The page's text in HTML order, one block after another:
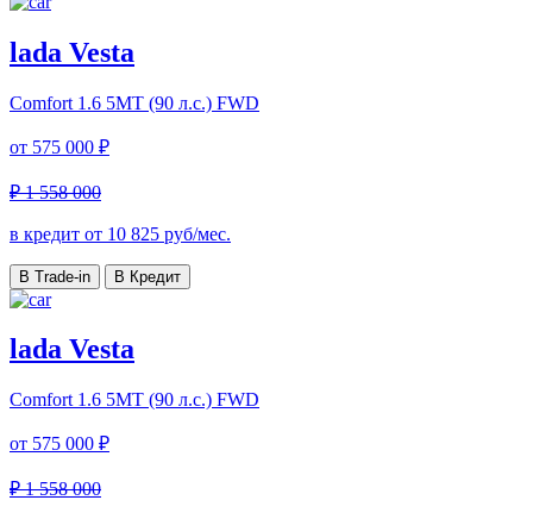
lada Vesta
Comfort 1.6 5MT (90 л.с.) FWD
от 575 000 ₽
₽ 1 558 000
в кредит от 10 825 руб/мес.
В Trade-in В Кредит
lada Vesta
Comfort 1.6 5MT (90 л.с.) FWD
от 575 000 ₽
₽ 1 558 000